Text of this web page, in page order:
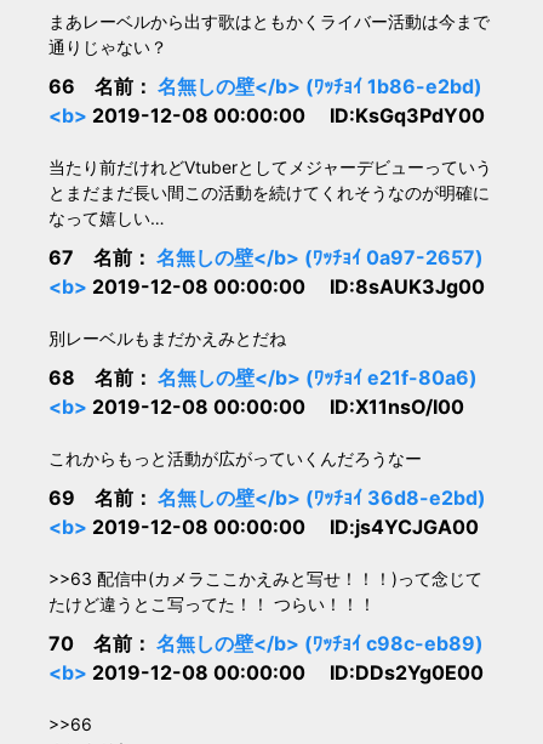
まあレーベルから出す歌はともかくライバー活動は今まで
通りじゃない？
66 名前： 名無しの壁</b> (ﾜｯﾁｮｲ 1b86-e2bd)
<b> 2019-12-08 00:00:00 ID:KsGq3PdY00
当たり前だけれどVtuberとしてメジャーデビューっていう
とまだまだ長い間この活動を続けてくれそうなのが明確に
なって嬉しい…
67 名前： 名無しの壁</b> (ﾜｯﾁｮｲ 0a97-2657)
<b> 2019-12-08 00:00:00 ID:8sAUK3Jg00
別レーベルもまだかえみとだね
68 名前： 名無しの壁</b> (ﾜｯﾁｮｲ e21f-80a6)
<b> 2019-12-08 00:00:00 ID:X11nsO/I00
これからもっと活動が広がっていくんだろうなー
69 名前： 名無しの壁</b> (ﾜｯﾁｮｲ 36d8-e2bd)
<b> 2019-12-08 00:00:00 ID:js4YCJGA00
>>63 配信中(カメラここかえみと写せ！！！)って念じて
たけど違うとこ写ってた！！ つらい！！！
70 名前： 名無しの壁</b> (ﾜｯﾁｮｲ c98c-eb89)
<b> 2019-12-08 00:00:00 ID:DDs2Yg0E00
>>66